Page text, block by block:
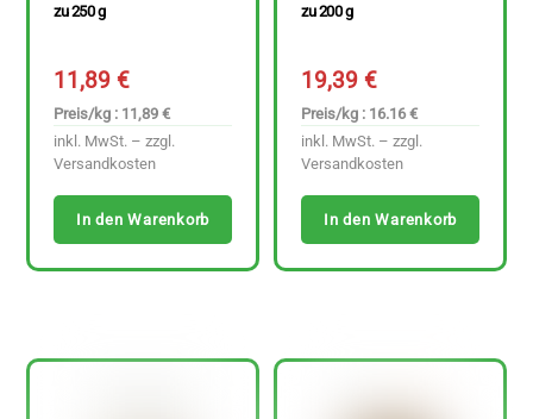
zu 250 g
11,89€
Preis/kg : 11,89 €
inkl. MwSt. – zzgl.
Versandkosten
In den Warenkorb
zu 200 g
19,39€
Preis/kg : 16.16 €
inkl. MwSt. – zzgl.
Versandkosten
In den Warenkorb